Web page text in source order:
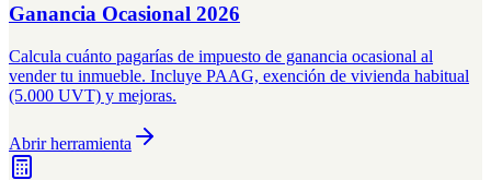
Ganancia Ocasional 2026
Calcula cuánto pagarías de impuesto de ganancia ocasional al
vender tu inmueble. Incluye PAAG, exención de vivienda habitual
(5.000 UVT) y mejoras.
Abrir herramienta